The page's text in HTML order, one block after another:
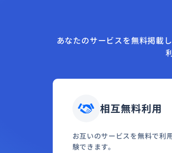
あなたのサービスを無料掲載
相互無料利用
お互いのサービスを無料で利
験できます。